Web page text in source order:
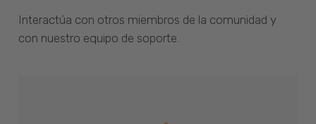
Interactúa con otros miembros de la comunidad y
con nuestro equipo de soporte.